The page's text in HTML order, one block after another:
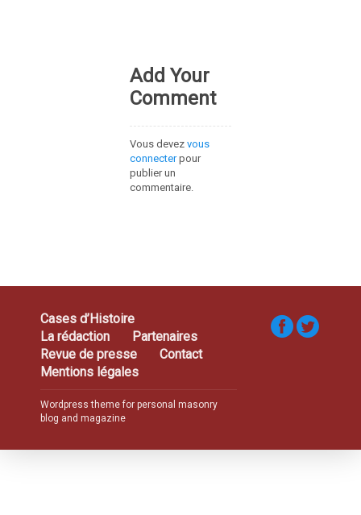
Add Your
Comment
Vous devez vous
connecterpour
publier un
commentaire.
Cases d’Histoire
La rédaction
Partenaires
Revue de presse
Contact
Mentions légales
Wordpress theme for personal masonry
blog and magazine